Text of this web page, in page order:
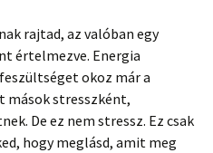
rajtad, az valóban egy
értelmezve. Energia
okoz már a
mások stresszként,
De ez nem stressz. Ez csak
hogy meglásd, amit meg